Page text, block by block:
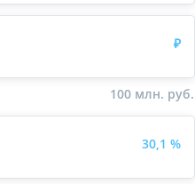
₽
100 млн. руб.
30,1 %